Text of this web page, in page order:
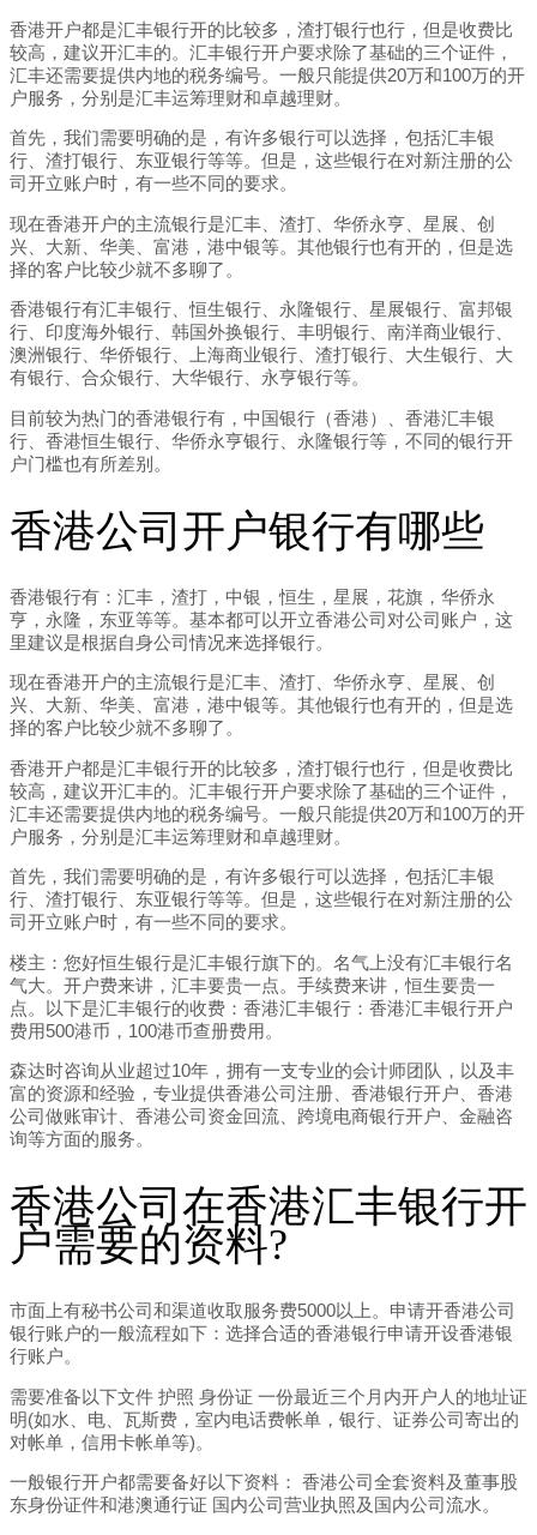
香港开户都是汇丰银行开的比较多，渣打银行也行，但是收费比
较高，建议开汇丰的。汇丰银行开户要求除了基础的三个证件，
汇丰还需要提供内地的税务编号。一般只能提供20万和100万的开
户服务，分别是汇丰运筹理财和卓越理财。
首先，我们需要明确的是，有许多银行可以选择，包括汇丰银
行、渣打银行、东亚银行等等。但是，这些银行在对新注册的公
司开立账户时，有一些不同的要求。
现在香港开户的主流银行是汇丰、渣打、华侨永亨、星展、创
兴、大新、华美、富港，港中银等。其他银行也有开的，但是选
择的客户比较少就不多聊了。
香港银行有汇丰银行、恒生银行、永隆银行、星展银行、富邦银
行、印度海外银行、韩国外换银行、丰明银行、南洋商业银行、
澳洲银行、华侨银行、上海商业银行、渣打银行、大生银行、大
有银行、合众银行、大华银行、永亨银行等。
目前较为热门的香港银行有，中国银行（香港）、香港汇丰银
行、香港恒生银行、华侨永亨银行、永隆银行等，不同的银行开
户门槛也有所差别。
香港公司开户银行有哪些
香港银行有：汇丰，渣打，中银，恒生，星展，花旗，华侨永
亨，永隆，东亚等等。基本都可以开立香港公司对公司账户，这
里建议是根据自身公司情况来选择银行。
现在香港开户的主流银行是汇丰、渣打、华侨永亨、星展、创
兴、大新、华美、富港，港中银等。其他银行也有开的，但是选
择的客户比较少就不多聊了。
香港开户都是汇丰银行开的比较多，渣打银行也行，但是收费比
较高，建议开汇丰的。汇丰银行开户要求除了基础的三个证件，
汇丰还需要提供内地的税务编号。一般只能提供20万和100万的开
户服务，分别是汇丰运筹理财和卓越理财。
首先，我们需要明确的是，有许多银行可以选择，包括汇丰银
行、渣打银行、东亚银行等等。但是，这些银行在对新注册的公
司开立账户时，有一些不同的要求。
楼主：您好恒生银行是汇丰银行旗下的。名气上没有汇丰银行名
气大。开户费来讲，汇丰要贵一点。手续费来讲，恒生要贵一
点。以下是汇丰银行的收费：香港汇丰银行：香港汇丰银行开户
费用500港币，100港币查册费用。
森达时咨询从业超过10年，拥有一支专业的会计师团队，以及丰
富的资源和经验，专业提供香港公司注册、香港银行开户、香港
公司做账审计、香港公司资金回流、跨境电商银行开户、金融咨
询等方面的服务。
香港公司在香港汇丰银行开
户需要的资料?
市面上有秘书公司和渠道收取服务费5000以上。申请开香港公司
银行账户的一般流程如下：选择合适的香港银行申请开设香港银
行账户。
需要准备以下文件 护照 身份证 一份最近三个月内开户人的地址证
明(如水、电、瓦斯费，室内电话费帐单，银行、证券公司寄出的
对帐单，信用卡帐单等)。
一般银行开户都需要备好以下资料： 香港公司全套资料及董事股
东身份证件和港澳通行证 国内公司营业执照及国内公司流水。